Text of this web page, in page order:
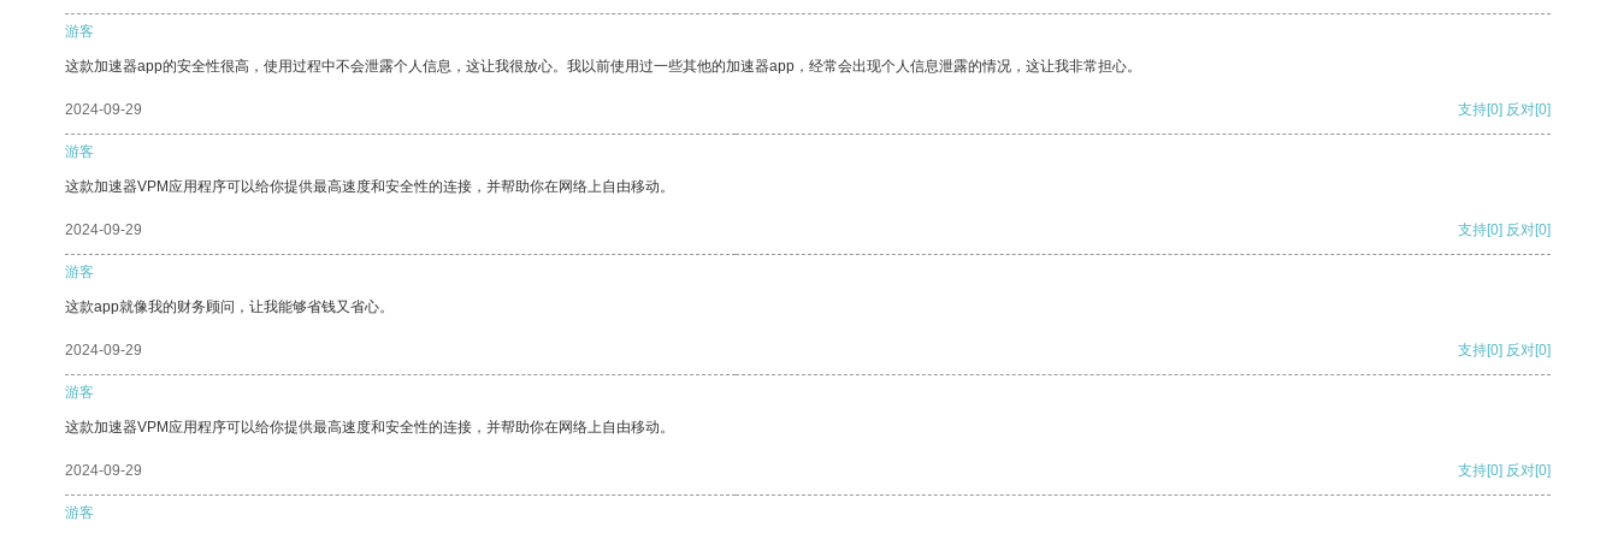
游客
这款加速器app的安全性很高，使用过程中不会泄露个人信息，这让我很放心。我以前使用过一些其他的加速器app，经常会出现个人信息泄露的情况，这让我非常担心。
2024-09-29 支持[0] 反对[0]
游客
这款加速器VPM应用程序可以给你提供最高速度和安全性的连接，并帮助你在网络上自由移动。
2024-09-29 支持[0] 反对[0]
游客
这款app就像我的财务顾问，让我能够省钱又省心。
2024-09-29 支持[0] 反对[0]
游客
这款加速器VPM应用程序可以给你提供最高速度和安全性的连接，并帮助你在网络上自由移动。
2024-09-29 支持[0] 反对[0]
游客